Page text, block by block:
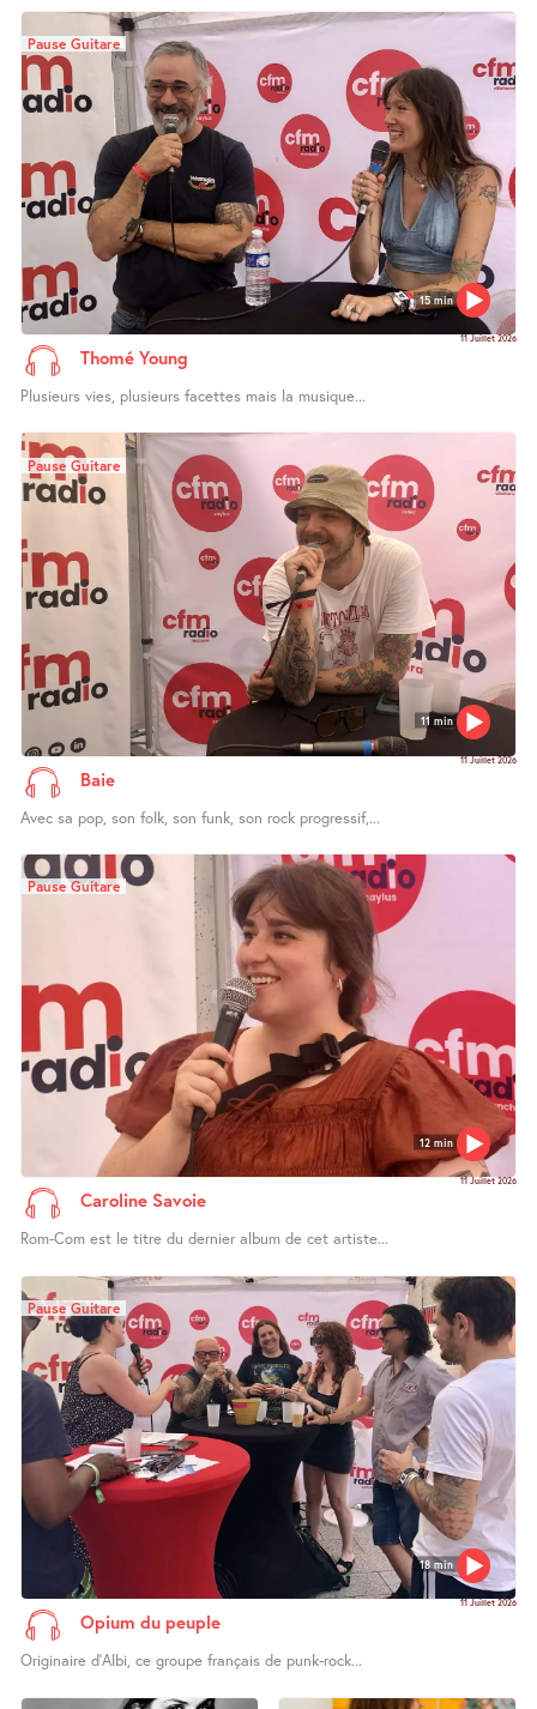
15 min
Pause Guitare
11 Juillet 2026
Thomé Young
Plusieurs vies, plusieurs facettes mais la musique...
11 min
Pause Guitare
11 Juillet 2026
Baie
Avec sa pop, son folk, son funk, son rock progressif,...
12 min
Pause Guitare
11 Juillet 2026
Caroline Savoie
Rom-Com est le titre du dernier album de cet artiste...
18 min
Pause Guitare
11 Juillet 2026
Opium du peuple
Originaire d’Albi, ce groupe français de punk-rock...